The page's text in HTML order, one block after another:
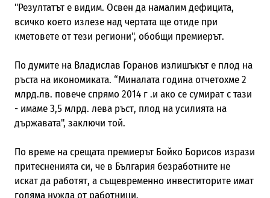
"Резултатът е видим. Освен да намалим дефицита,
всичко което излезе над чертата ще отиде при
кметовете от тези региони", обобщи премиерът.
По думите на Владислав Горанов излишъкът е плод на
ръста на икономиката. “Миналата година отчетохме 2
млрд.лв. повече спрямо 2014 г .и ако се сумират с тази
- имаме 3,5 млрд. лева ръст, плод на усилията на
държавата", заключи той.
По време на срещата премиерът Бойко Борисов изрази
притесненията си, че в България безработните не
искат да работят, а същевременно инвеститорите имат
голяма нужда от работници.